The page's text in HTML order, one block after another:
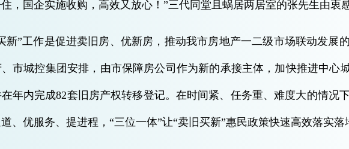
，国企实施收购，高效又放心！”三代同堂且蜗居两居室的张先生由衷
新”工作是促进卖旧房、优新房，推动我市房地产一二级市场联动发展
市城控集团安排，由市保障房公司作为新的承接主体，加快推进中心
年内完成82套旧房产权转移登记。在时间紧、任务重、难度大的情况
、优服务、提进程，“三位一体”让“卖旧买新”惠民政策快速高效落实落